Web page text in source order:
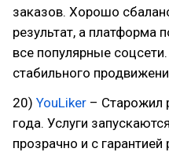
заказов. Хорошо
результат, а платформа
все популярные
стабильного
20) YouLiker – Старожил
года. Услуги
прозрачно и с